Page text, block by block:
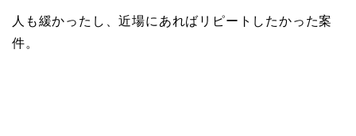
人も緩かったし、近場にあればリピートしたかった案
件。